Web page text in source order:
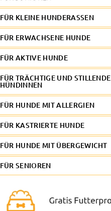
FÜR KLEINE HUNDERASSEN
FÜR ERWACHSENE HUNDE
FÜR AKTIVE HUNDE
FÜR TRÄCHTIGE UND STILLENDE
HÜNDINNEN
FÜR HUNDE MIT ALLERGIEN
FÜR KASTRIERTE HUNDE
FÜR HUNDE MIT ÜBERGEWICHT
FÜR SENIOREN